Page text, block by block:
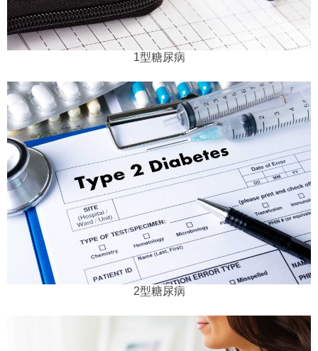
1型糖尿病
2型糖尿病